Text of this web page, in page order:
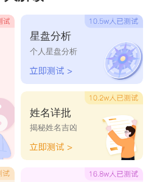
许莠苹 许芸瀚 许芬藐
许巧敏 许箐珏 许芙腾
许兆莎 许煜芳 许皆怡
许丛祎 许兰添
许越斌 许漫雾 许抒秀
许钟莹 许金莹 许加莹
星盘分析
个人星盘分析
姓名详批
揭秘姓名吉凶